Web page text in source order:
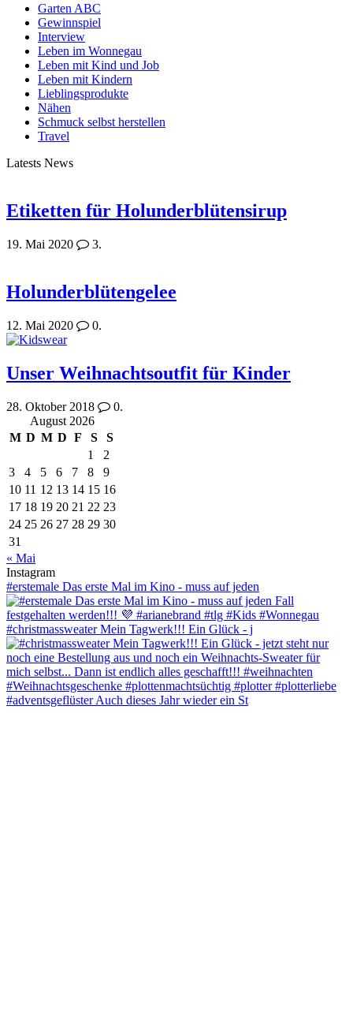
Garten ABC
Gewinnspiel
Interview
Leben im Wonnegau
Leben mit Kind und Job
Leben mit Kindern
Lieblingsprodukte
Nähen
Schmuck selbst herstellen
Travel
Latests News
Etiketten für Holunderblütensirup
19. Mai 2020 3.
Holunderblütengelee
12. Mai 2020 0.
Unser Weihnachtsoutfit für Kinder
28. Oktober 2018
0.
August 2026
M D M D F S
S
1
2
3
4 5 6 7 8
9
10 11 12 13 14 15 16
17 18 19 20 21 22 23
24 25 26 27 28 29 30
31
« Mai
Instagram
#erstemale Das erste Mal im Kino - muss auf jeden
#christmassweater Mein Tagwerk!!! Ein Glück - j
#adventsgeflüster Auch dieses Jahr wieder ein St